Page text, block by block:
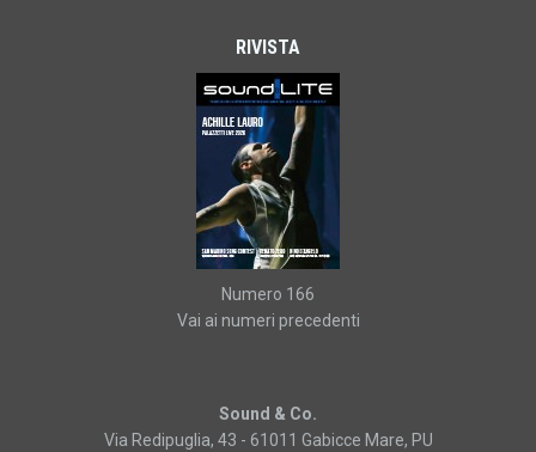
RIVISTA
Numero 166
Vai ai numeri precedenti
Sound & Co.
Via Redipuglia, 43 - 61011 Gabicce Mare, PU